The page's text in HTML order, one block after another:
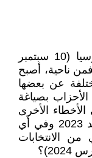
كشفت الانتخابات التي أجريت في روسيا (10 سبتمبر
فمن ناحية، أصبح
عن بعضها
بصياغة
الأخرى
التي ارتكبت خلال يوم الانتخابات الموحد 2023 وفي أي
الانتخابات